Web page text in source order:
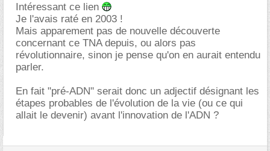
Intéressant ce lien
Je l'avais raté en 2003 !
Mais apparement pas de nouvelle découverte
concernant ce TNA depuis, ou alors pas
révolutionnaire, sinon je pense qu'on en aurait entendu
parler.
En fait "pré-ADN" serait donc un adjectif désignant les
étapes probables de l'évolution de la vie (ou ce qui
allait le devenir) avant l'innovation de l'ADN ?